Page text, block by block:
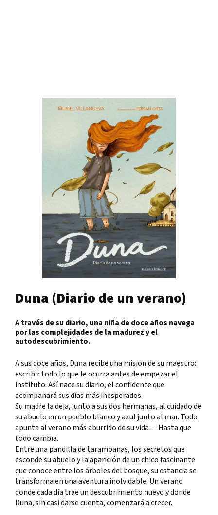
Duna (Diario de un verano)
A través de su diario, una niña de doce años navega
por las complejidades de la madurez y el
autodescubrimiento.
A sus doce años, Duna recibe una misión de su maestro:
escribir todo lo que le ocurra antes de empezar el
instituto. Así nace su diario, el confidente que
acompañará sus días más inesperados.
Su madre la deja, junto a sus dos hermanas, al cuidado de
su abuelo en un pueblo blanco y azul junto al mar. Todo
apunta al verano más aburrido de su vida… Hasta que
todo cambia.
Entre una pandilla de tarambanas, los secretos que
esconde su abuelo y la aparición de un chico fascinante
que conoce entre los árboles del bosque, su estancia se
transforma en una aventura inolvidable. Un verano
donde cada día trae un descubrimiento nuevo y donde
Duna, sin casi darse cuenta, comenzará a crecer.